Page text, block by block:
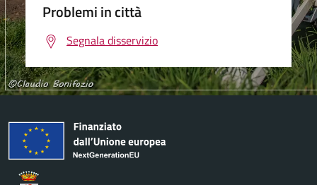
Problemi in città
Segnala disservizio